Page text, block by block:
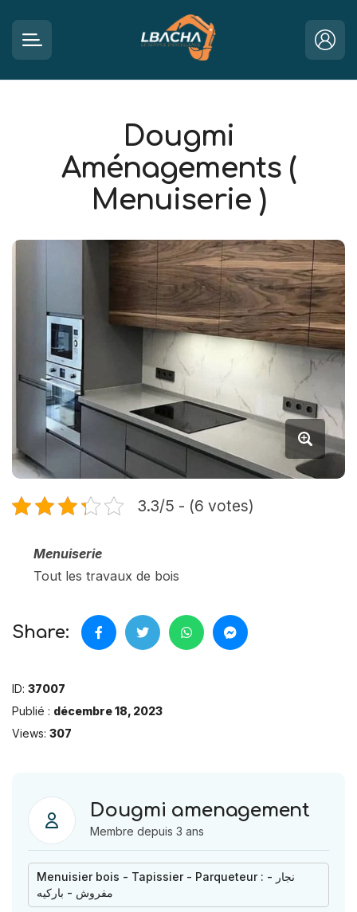
Dougmi
Aménagements (
Menuiserie )
3.3/5 - (6 votes)
Menuiserie
Tout les travaux de bois
Share:
ID: 37007
Publié : décembre 18, 2023
Views: 307
Dougmi amenagement
Membre depuis 3 ans
Menuisier bois - Tapissier - Parqueteur : نجار -
مفروش - باركيه